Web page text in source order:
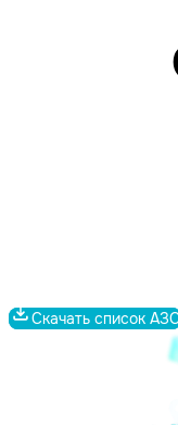
Скачать список